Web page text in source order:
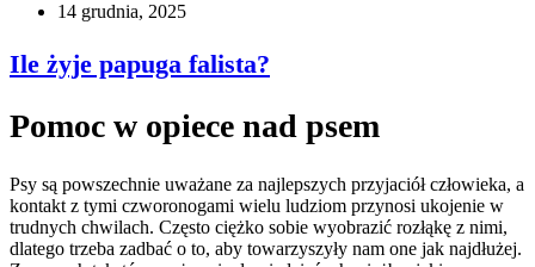
14 grudnia, 2025
Ile żyje papuga falista?
Pomoc w opiece nad psem
Psy są powszechnie uważane za najlepszych przyjaciół człowieka, a
kontakt z tymi czworonogami wielu ludziom przynosi ukojenie w
trudnych chwilach. Często ciężko sobie wyobrazić rozłąkę z nimi,
dlatego trzeba zadbać o to, aby towarzyszyły nam one jak najdłużej.